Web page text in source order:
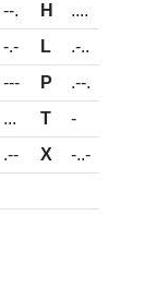
--. H
....
-.- L
.-..
--- P
.--.
... T
-
.-- X
-..-